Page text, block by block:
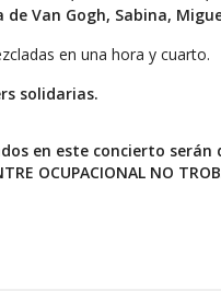
Van Gogh, Sabina,
en una hora y cuarto.
solidarias.
en este concierto serán
OCUPACIONAL NO